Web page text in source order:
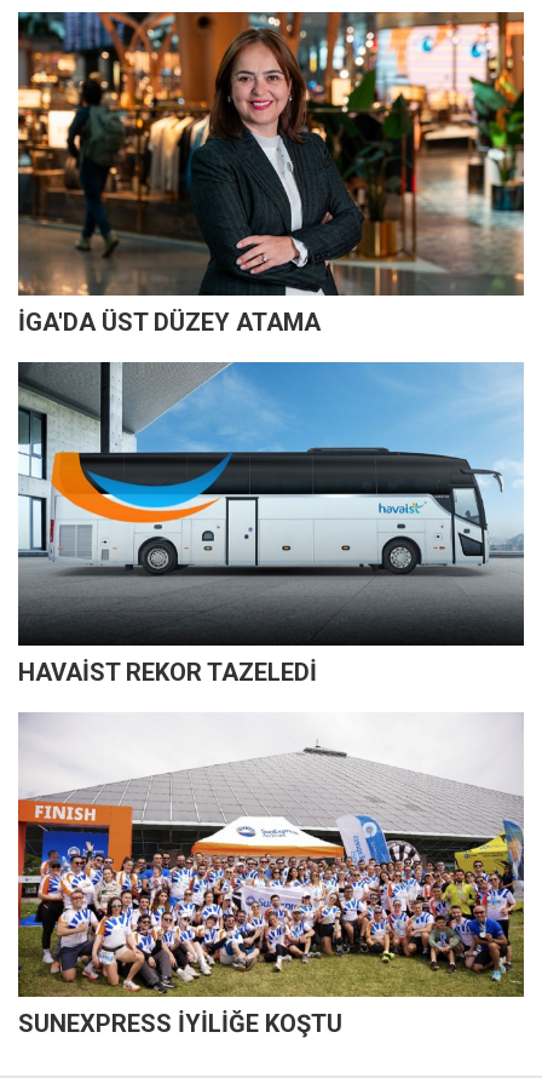
İGA'DA ÜST DÜZEY ATAMA
HAVAİST REKOR TAZELEDİ
SUNEXPRESS İYİLİĞE KOŞTU